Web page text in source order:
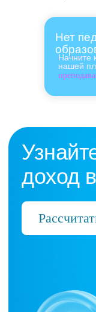
Начните
нашей
Нет
Нас
которые
Время
Готовые
платформа с
поддержка 24/
Деньги
без штрафов
условий и
Уважение к